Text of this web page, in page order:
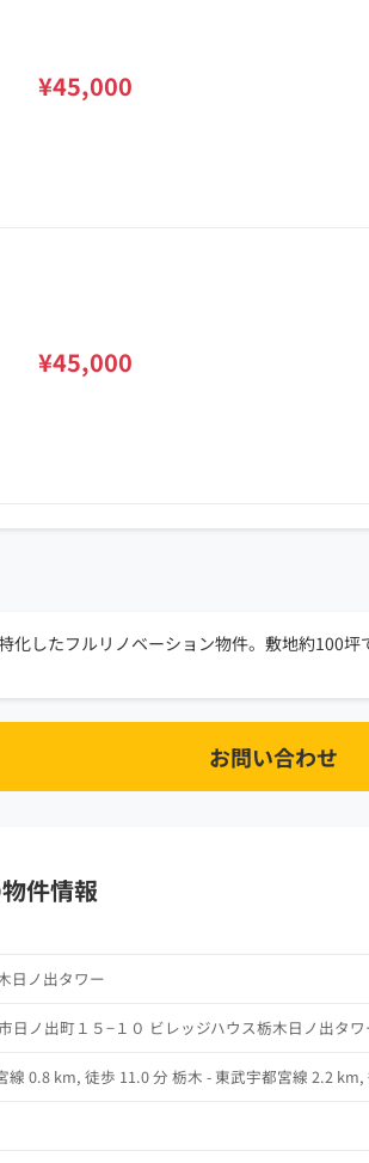
化したフルリノベーション物件。敷地約100坪
お問い合わせ
件情報
日ノ出タワー
日ノ出町１５−１０ ビレッジハウス栃木日ノ出タワ
線 0.8 km, 徒歩 11.0 分 栃木 - 東武宇都宮線 2.2
¥45,000
¥45,000